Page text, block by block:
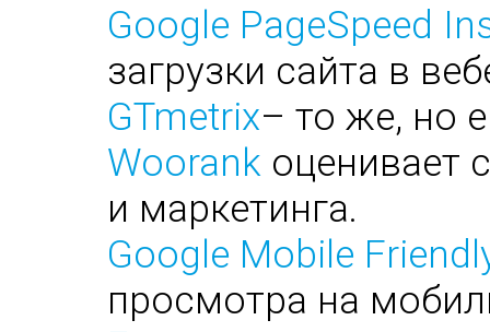
Google PageSpeed
загрузки сайта в
GTmetrix– то же, но
Woorank оценивает
и маркетинга.
Google Mobile
просмотра на